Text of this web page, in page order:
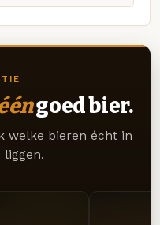
goed bier.
welke bieren écht in
liggen.